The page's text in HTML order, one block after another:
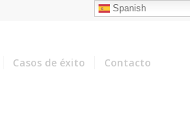
Casos de éxito Contacto
Spanish